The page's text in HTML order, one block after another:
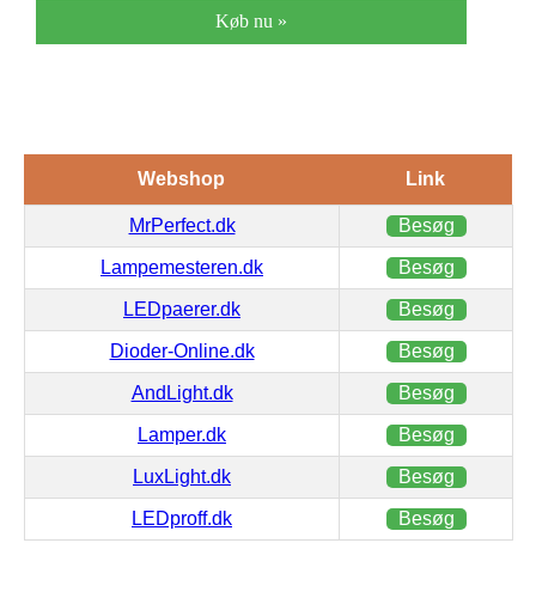
Køb nu »
Webshop Link
MrPerfect.dk Besøg
Lampemesteren.dk Besøg
LEDpaerer.dk Besøg
Dioder-Online.dk Besøg
AndLight.dk Besøg
Lamper.dk Besøg
LuxLight.dk Besøg
LEDproff.dk Besøg